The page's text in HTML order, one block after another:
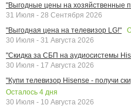
"Выгодные цены на хозяйственные
31 Июля - 28 Сентября 2026
"Выгодная цена на телевизор LG!"
30 Июля - 31 Августа 2026
"Скидка за СБП на аудиосистемы
30 Июля - 17 Августа 2026
"Купи телевизор Hisense - получи
Осталось 4 дня
30 Июля - 10 Августа 2026